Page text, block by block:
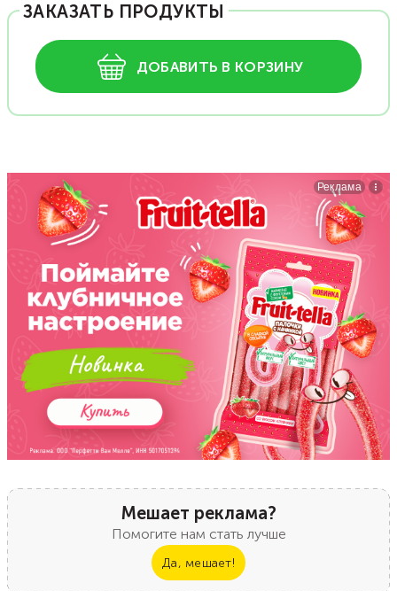
ЗАКАЗАТЬ ПРОДУКТЫ
ДОБАВИТЬ В КОРЗИНУ
Мешает реклама?
Помогите нам стать лучше
Да, мешает!